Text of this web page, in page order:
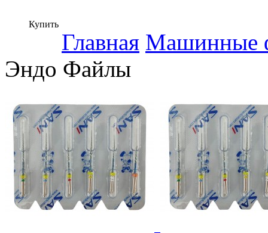
Купить
Главная Машинные
Эндо Файлы